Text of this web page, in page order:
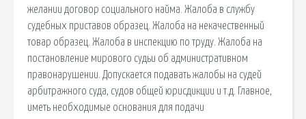
желании договор социального найма. Жалоба в службу
судебных приставов образец. Жалоба на некачественный
товар образец. Жалоба в инспекцию по труду. Жалоба на
постановление мирового судьи об административном
правонарушении. Допускается подавать жалобы на судей
арбитражного суда, судов общей юрисдикции и т.д. Главное,
иметь необходимые основания для подачи